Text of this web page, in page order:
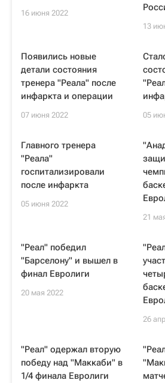
16 июня 2022
13
Появились новые
детали состояния
тренера "Реала" после
инфаркта и операции
07 июня 2022 05
Главного тренера
"Реала"
госпитализировали
после инфаркта
05 июня 2022
21
"Реал" победил
"Барселону" и вышел в
финал Евролиги
20 мая 2022
26
"Реал" одержал вторую
победу над "Маккаби" в
1/4 финала Евролиги